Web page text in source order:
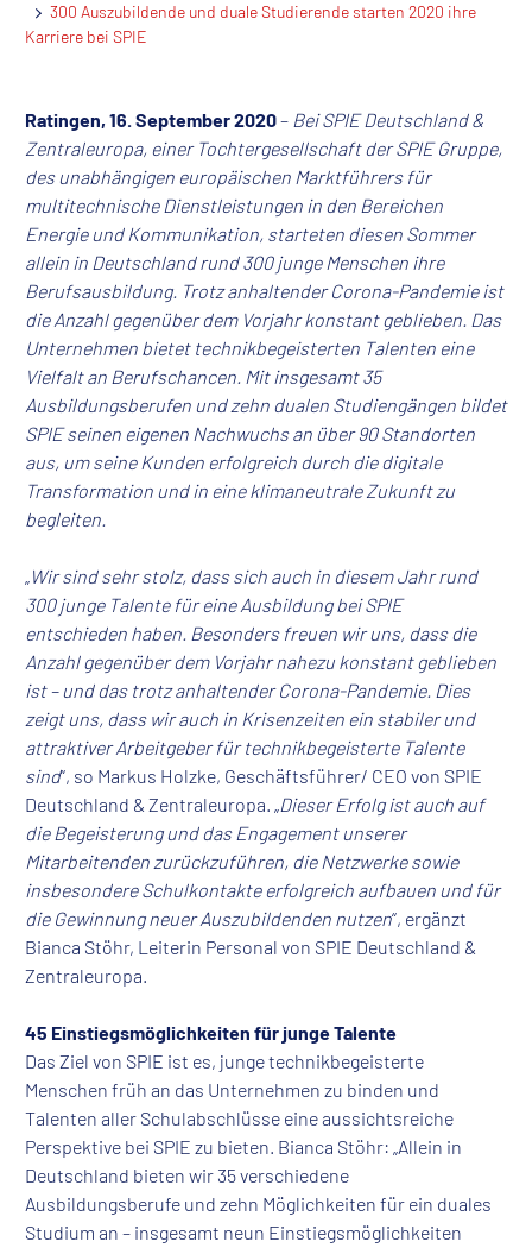
300 Auszubildende und duale Studierende starten 2020 ihre
Karriere bei SPIE
Ratingen, 16. September 2020– Bei SPIE Deutschland &
Zentraleuropa, einer Tochtergesellschaft der SPIE Gruppe,
des unabhängigen europäischen Marktführers für
multitechnische Dienstleistungen in den Bereichen
Energie und Kommunikation, starteten diesen Sommer
allein in Deutschland rund 300 junge Menschen ihre
Berufsausbildung. Trotz anhaltender Corona-Pandemie ist
die Anzahl gegenüber dem Vorjahr konstant geblieben. Das
Unternehmen bietet technikbegeisterten Talenten eine
Vielfalt an Berufschancen. Mit insgesamt 35
Ausbildungsberufen und zehn dualen Studiengängen bildet
SPIE seinen eigenen Nachwuchs an über 90 Standorten
aus, um seine Kunden erfolgreich durch die digitale
Transformation und in eine klimaneutrale Zukunft zu
begleiten.
„Wir sind sehr stolz, dass sich auch in diesem Jahr rund
300 junge Talente für eine Ausbildung bei SPIE
entschieden haben. Besonders freuen wir uns, dass die
Anzahl gegenüber dem Vorjahr nahezu konstant geblieben
ist – und das trotz anhaltender Corona-Pandemie. Dies
zeigt uns, dass wir auch in Krisenzeiten ein stabiler und
attraktiver Arbeitgeber für technikbegeisterte Talente
sind“, so Markus Holzke, Geschäftsführer/ CEO von SPIE
Deutschland & Zentraleuropa. „Dieser Erfolg ist auch auf
die Begeisterung und das Engagement unserer
Mitarbeitenden zurückzuführen, die Netzwerke sowie
insbesondere Schulkontakte erfolgreich aufbauen und für
die Gewinnung neuer Auszubildenden nutzen“, ergänzt
Bianca Stöhr, Leiterin Personal von SPIE Deutschland &
Zentraleuropa.
45 Einstiegsmöglichkeiten für junge Talente
Das Ziel von SPIE ist es, junge technikbegeisterte
Menschen früh an das Unternehmen zu binden und
Talenten aller Schulabschlüsse eine aussichtsreiche
Perspektive bei SPIE zu bieten. Bianca Stöhr: „Allein in
Deutschland bieten wir 35 verschiedene
Ausbildungsberufe und zehn Möglichkeiten für ein duales
Studium an – insgesamt neun Einstiegsmöglichkeiten